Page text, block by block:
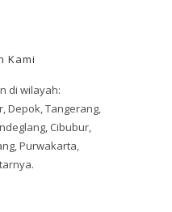
Kami
di wilayah:
Depok, Tangerang,
Cibubur,
Purwakarta,